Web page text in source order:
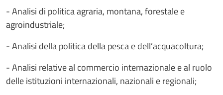
- Analisi di politica agraria, montana, forestale e
agroindustriale;
- Analisi della politica della pesca e dell’acquacoltura;
- Analisi relative al commercio internazionale e al ruolo
delle istituzioni internazionali, nazionali e regionali;